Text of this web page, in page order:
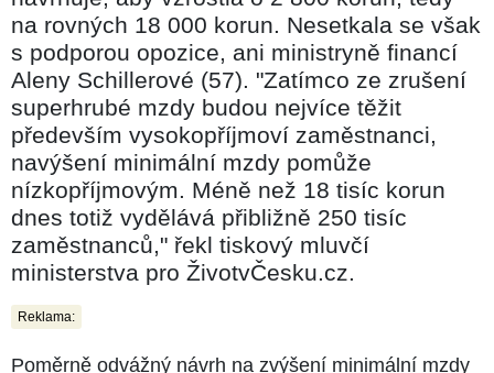
na rovných 18 000 korun. Nesetkala se však
s podporou opozice, ani ministryně financí
Aleny Schillerové (57). "Zatímco ze zrušení
superhrubé mzdy budou nejvíce těžit
především vysokopříjmoví zaměstnanci,
navýšení minimální mzdy pomůže
nízkopříjmovým. Méně než 18 tisíc korun
dnes totiž vydělává přibližně 250 tisíc
zaměstnanců," řekl tiskový mluvčí
ministerstva pro ŽivotvČesku.cz.
Reklama:
Poměrně odvážný návrh na zvýšení minimální mzdy